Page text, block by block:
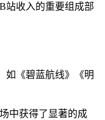
站收入的重要组成部
如《碧蓝航线》《明
中获得了显著的成